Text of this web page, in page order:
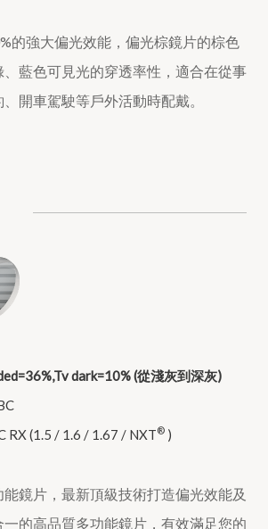
的強大偏光效能，偏光棕鏡片的棕色
藍色可見光的穿透率性，適合在從事
開車駕駛等戶外活動時配戴。
dark=10% (從淺灰到深灰)
RX (1.5 / 1.6 / 1.67 / NXT® )
鏡片，最新頂級技術打造偏光效能及
的高品質多功能鏡片，有效滿足您的